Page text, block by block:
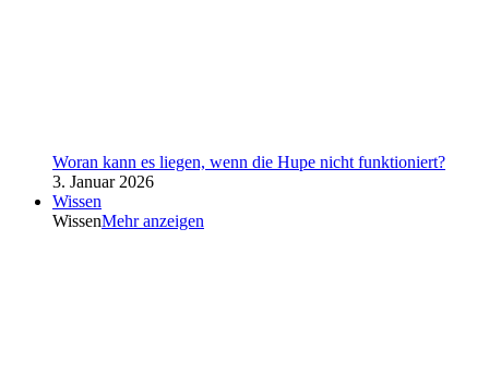
Woran kann es liegen, wenn die Hupe nicht funktioniert?
3. Januar 2026
Wissen
WissenMehr anzeigen